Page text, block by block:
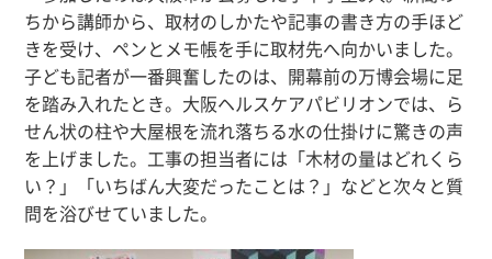
ちから講師から、取材のしかたや記事の書き方の手ほど
きを受け、ペンとメモ帳を手に取材先へ向かいました。
子ども記者が一番興奮したのは、開幕前の万博会場に足
を踏み入れたとき。大阪ヘルスケアパビリオンでは、ら
せん状の柱や大屋根を流れ落ちる水の仕掛けに驚きの声
を上げました。工事の担当者には「木材の量はどれくら
い？」「いちばん大変だったことは？」などと次々と質
問を浴びせていました。